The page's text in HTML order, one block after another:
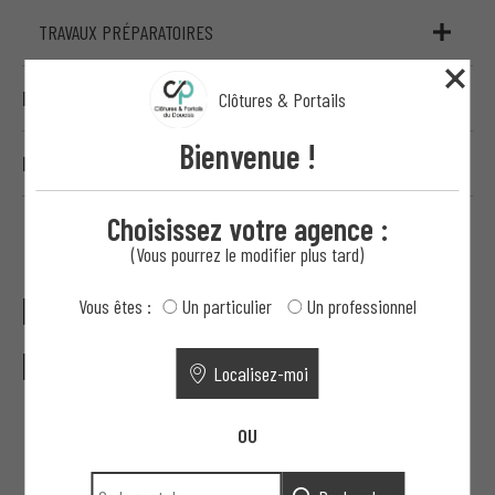
TRAVAUX PRÉPARATOIRES
PROFESSIONNEL
HAUTE SÉCURITÉ
Les Avantages de Nos Portillons
Inédits en Aluminium
Design élégant et contemporain
vos extérieurs.
Clôtures & Portails
Bienvenue !
Choisissez votre agence :
(Vous pourrez le modifier plus tard)
Vous êtes : Un particulier Un professionnel
Localisez-moi
OU